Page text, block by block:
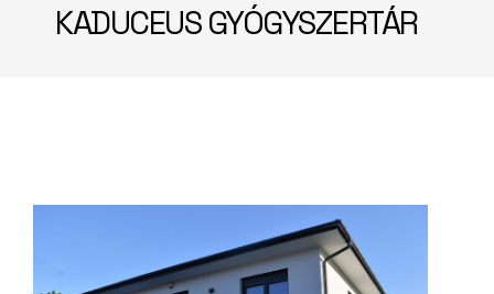
KADUCEUS GYÓGYSZERTÁR